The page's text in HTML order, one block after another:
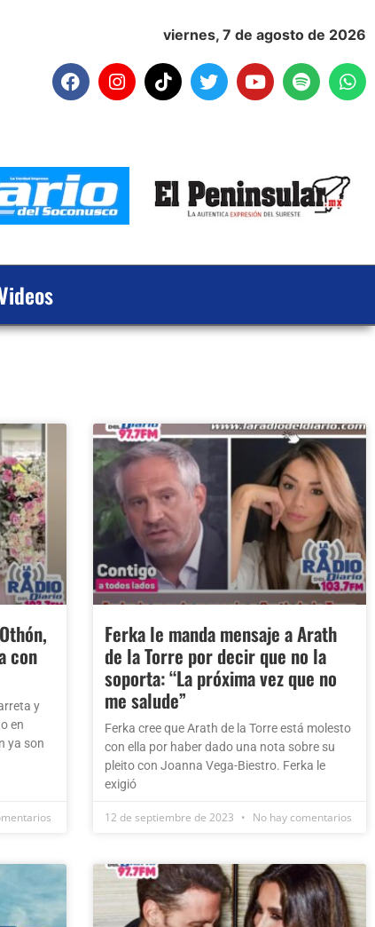
viernes, 7 de agosto de 2026
con
y
en
ya son
Ferka le manda mensaje a Arath
de la Torre por decir que no la
soporta: “La próxima vez que no
me salude”
Ferka cree que Arath de la Torre está molesto
con ella por haber dado una nota sobre su
pleito con Joanna Vega-Biestro. Ferka le
exigió
12 de septiembre de 2023 No hay comentarios